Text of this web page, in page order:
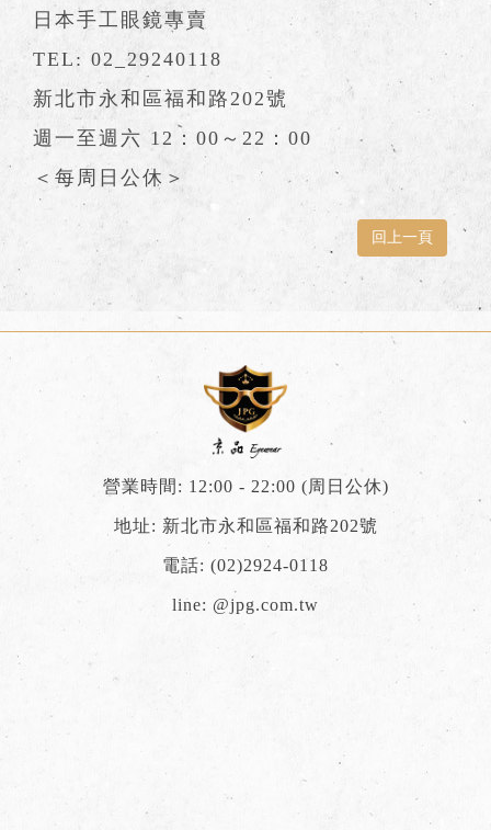
日本手工眼鏡專賣
TEL: 02_29240118
新北市永和區福和路202號
週一至週六 12：00～22：00
＜每周日公休＞
回上一頁
營業時間: 12:00 - 22:00 (周日公休)
地址: 新北市永和區福和路202號
電話: (02)2924-0118
line: @jpg.com.tw